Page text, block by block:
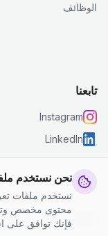
نحن نستخدم
نستخدم ملفات
محتوى مخصص
فإنك توافق على
الوظائف
تابعنا
Instagram
LinkedIn
© 2026 جست كلين. جميع الحقوق محفوظة.
إعدادات ملفات تعريف